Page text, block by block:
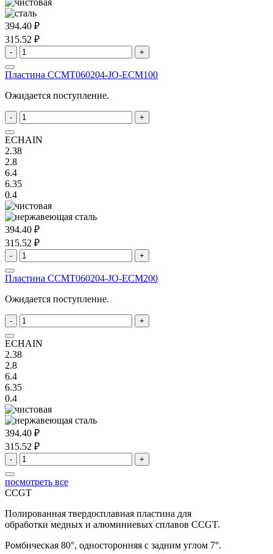
394.40 ₽
315.52 ₽
- +
Пластина ССMT060204-JO-ECM100
Ожидается поступление.
- +
ECHAIN
2.38
2.8
6.4
6.35
0.4
394.40 ₽
315.52 ₽
- +
Пластина ССMT060204-JO-ECM200
Ожидается поступление.
- +
ECHAIN
2.38
2.8
6.4
6.35
0.4
394.40 ₽
315.52 ₽
- +
посмотреть все
CCGT
Полированная твердосплавная пластина для
обработки медных и алюминиевых сплавов CCGT.
Ромбическая 80°, односторонняя с задним углом 7°.